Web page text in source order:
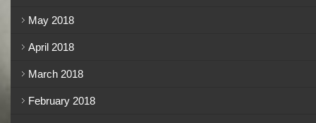
May 2018
April 2018
March 2018
February 2018